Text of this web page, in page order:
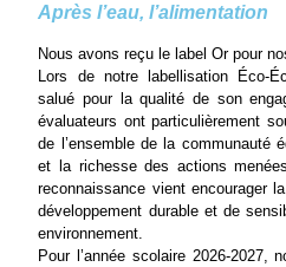
Après l’eau, l’alimentation
Nous avons reçu le label Or pour
Lors de notre labellisation Éco-
salué pour la qualité de son
évaluateurs ont particulièrement
de l’ensemble de la communauté
et la richesse des actions
reconnaissance vient encourager
développement durable et de
environnement.
Pour l’année scolaire 2026-2027,